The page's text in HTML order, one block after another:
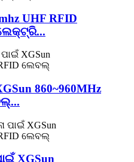
UHF RFID
860~960MHz
XGSun